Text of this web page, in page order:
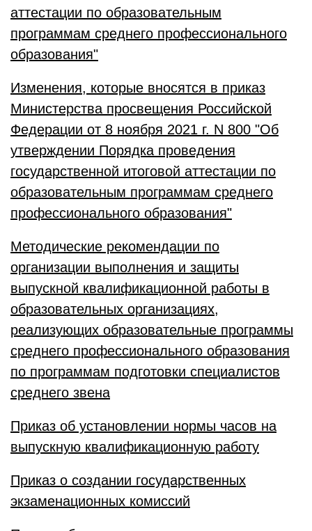
аттестации по образовательным
программам среднего профессионального
образования"
Изменения, которые вносятся в приказ
Министерства просвещения Российской
Федерации от 8 ноября 2021 г. N 800 "Об
утверждении Порядка проведения
государственной итоговой аттестации по
образовательным программам среднего
профессионального образования"
Методические рекомендации по
организации выполнения и защиты
выпускной квалификационной работы в
образовательных организациях,
реализующих образовательные программы
среднего профессионального образования
по программам подготовки специалистов
среднего звена
Приказ об установлении нормы часов на
выпускную квалификационную работу
Приказ о создании государственных
экзаменационных комиссий